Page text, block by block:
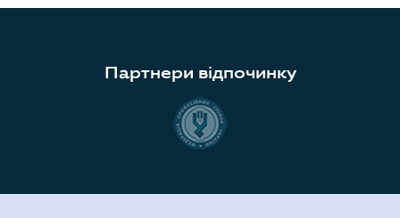
Партнери відпочинку